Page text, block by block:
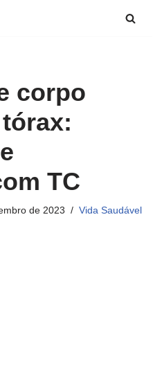
corpo
TC
de 2023 Vida Saudável